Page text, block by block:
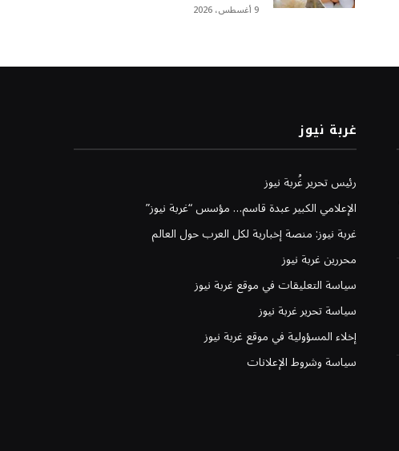
9 أغسطس، 2026
غربة نيوز
رئيس تحرير غُربة نيوز
الإعلامي الكبير عبدة قاسم… مؤسس “غربة نيوز”
غربة نيوز: منصة إخبارية لكل العرب حول العالم
محررين غربة نيوز
سياسة التعليقات في موقع غربة نيوز
سياسة تحرير غربة نيوز
إخلاء المسؤولية في موقع غربة نيوز
سياسة وشروط الإعلانات